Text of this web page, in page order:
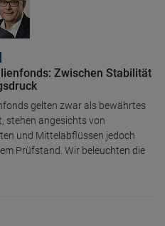
Zwischen Stabilität
gelten zwar als bewährtes
stehen angesichts von
und Mittelabflüssen jedoch
Prüfstand. Wir beleuchten die